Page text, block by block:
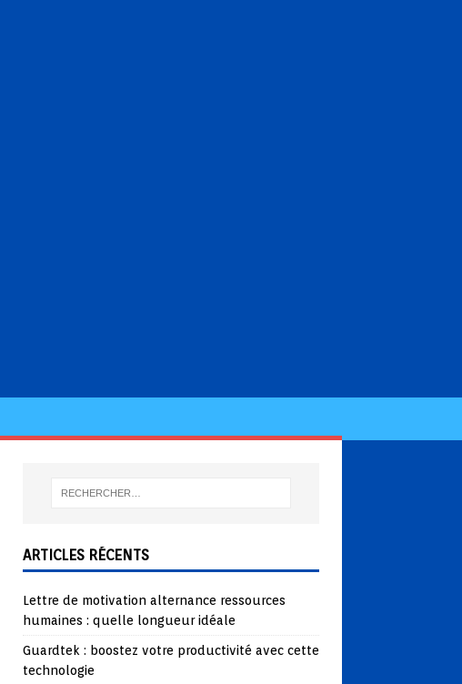
ARTICLES RÉCENTS
Lettre de motivation alternance ressources
humaines : quelle longueur idéale
Guardtek : boostez votre productivité avec cette
technologie